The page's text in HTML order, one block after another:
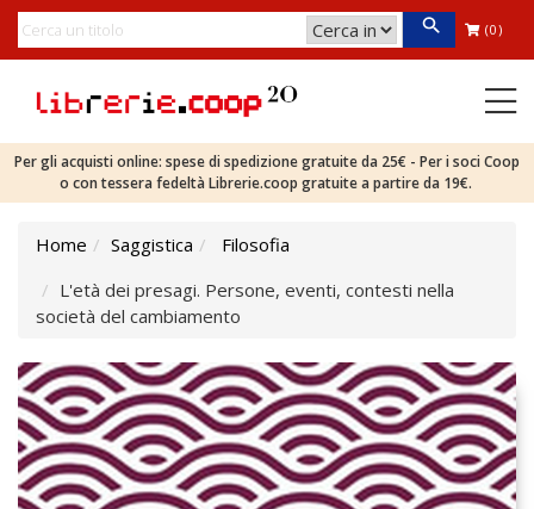
(0)
Per gli acquisti online: spese di spedizione gratuite da 25€ - Per i soci Coop
o con tessera fedeltà Librerie.coop gratuite a partire da 19€.
Home Saggistica
Filosofia
L'età dei presagi. Persone, eventi, contesti nella
società del cambiamento